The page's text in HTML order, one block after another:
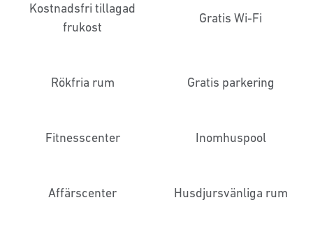
Kostnadsfri tillagad
frukost
Gratis Wi-Fi
Rökfria rum Gratis parkering
Fitnesscenter Inomhuspool
Affärscenter Husdjursvänliga rum